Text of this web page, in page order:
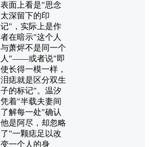
表面上看是"思念
太深留下的印
记"，实际上是作
者在暗示"这个人
与萧烬不是同一个
人"——或者说"即
使长得一模一样，
泪痣就是区分双生
子的标记"。温汐
凭着"半载夫妻间
了解每一处"确认
他是阿尽，却忽略
了"一颗痣足以改
变一个人的身